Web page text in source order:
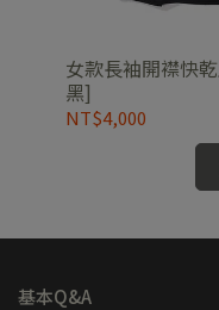
女款長袖開襟快
黑]
NT$4,000
基本Q&A